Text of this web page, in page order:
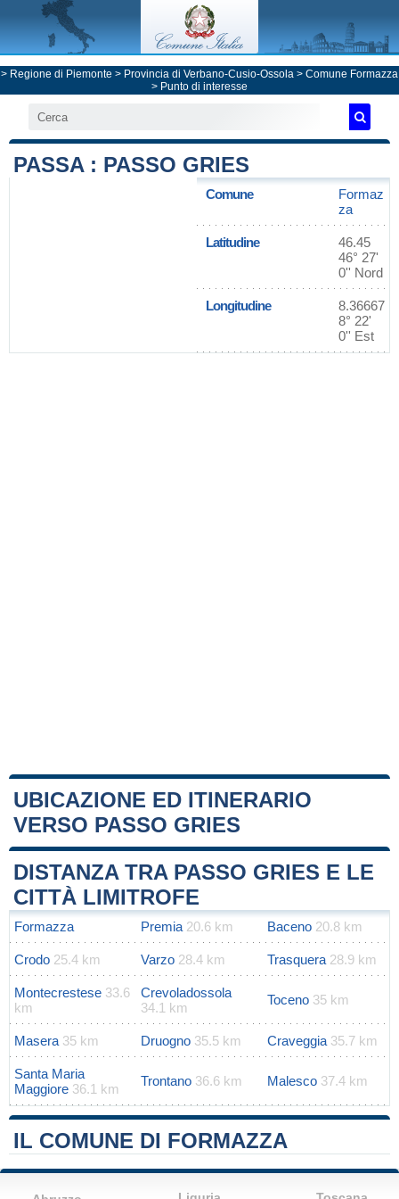
> Regione di Piemonte > Provincia di Verbano-Cusio-Ossola > Comune Formazza
> Punto di interesse
PASSA : PASSO GRIES
Comune
Formaz
za
Latitudine
46.45
46° 27'
0'' Nord
Longitudine
8.36667
8° 22'
0'' Est
UBICAZIONE ED ITINERARIO
VERSO PASSO GRIES
+
−
Leaflet|Map data ©
DISTANZA TRA PASSO GRIES E LE
CITTÀ LIMITROFE
Formazza Premia 20.6 km Baceno 20.8 km
Crodo 25.4 km Varzo 28.4 km Trasquera 28.9 km
Montecrestese 33.6
km
Crevoladossola
34.1 km
Toceno 35 km
Masera 35 km Druogno 35.5 km Craveggia 35.7 km
Santa Maria
Maggiore 36.1 km
Trontano 36.6 km Malesco 37.4 km
IL COMUNE DI FORMAZZA